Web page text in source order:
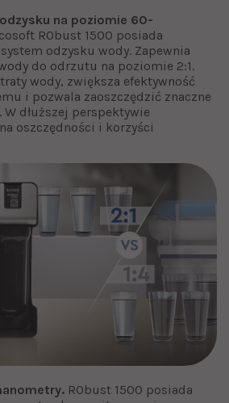
na poziomie 60-
RObust 1500 posiada
odzysku wody. Zapewnia
do odrzutu na poziomie 2:1.
wody, zwiększa efektywność
i pozwala zaoszczędzić znaczne
dłuższej perspektywie
oszczędności i korzyści
RObust 1500 posiada